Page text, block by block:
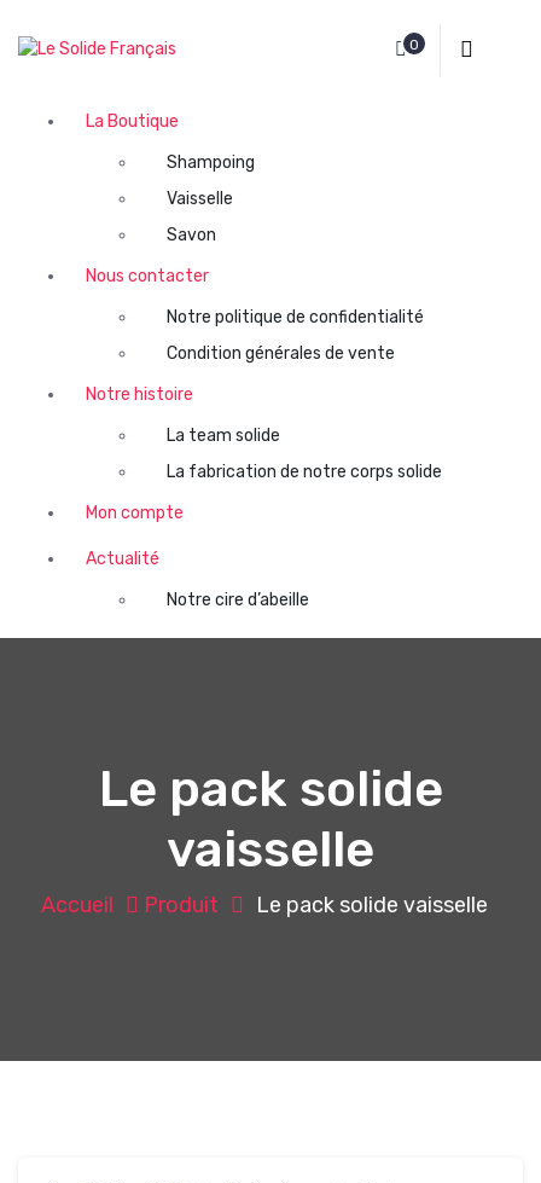
La fin du plastique pour votre cosmétique 0
La Boutique
Shampoing
Vaisselle
Savon
Nous contacter
Notre politique de confidentialité
Condition générales de vente
Notre histoire
La team solide
La fabrication de notre corps solide
Mon compte
Actualité
Notre cire d’abeille
Le pack solide
vaisselle
Accueil Produit Le pack solide vaisselle